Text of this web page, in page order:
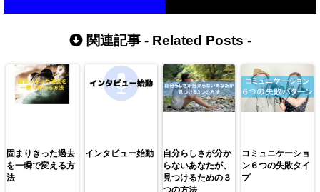
関連記事 - Related Posts -
固まりきった過去
を一瞬で変える方
法
インタビュー始動
自分らしさが分か
らないあなたが、
見つけるための３
つの方法
コミュニケーショ
ン６つの失敗タイ
プ